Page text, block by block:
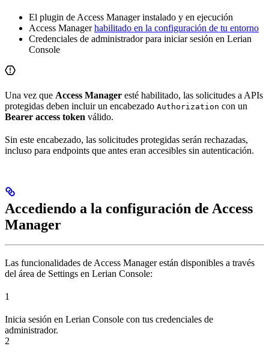
El plugin de Access Manager instalado y en ejecución
Access Managerhabilitado en la configuración de tu entorno
Credenciales de administrador para iniciar sesión en Lerian
Console
Una vez que Access Manager esté habilitado, las solicitudes a APIs
protegidas deben incluir un encabezado Authorization con un
Bearer access token válido.
Sin este encabezado, las solicitudes protegidas serán rechazadas,
incluso para endpoints que antes eran accesibles sin autenticación.
Accediendo a la configuración de Access
Manager
Las funcionalidades de Access Manager están disponibles a través
del área de Settings en Lerian Console:
1
Inicia sesión en Lerian Console con tus credenciales de
administrador.
2